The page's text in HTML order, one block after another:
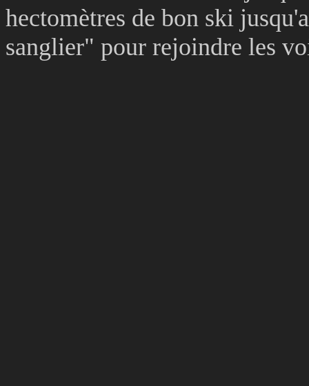
hectomètres de bon ski
sanglier" pour rejoindre les